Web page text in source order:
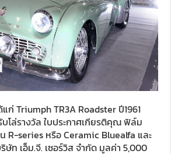
แก่ Triumph TR3A Roadster ปี1961
ล่รางวัล ใบประกาศเกียรติคุณ ฟิล์ม
R-series หรือ Ceramic Bluealfa และ
ท เอ็ม.จี. เซอร์วิส จำกัด มูลค่า 5,000